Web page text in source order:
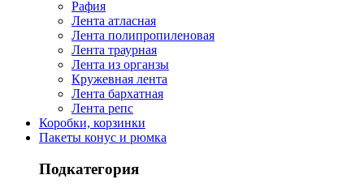
Рафия
Лента атласная
Лента полипропиленовая
Лента траурная
Лента из органзы
Кружевная лента
Лента бархатная
Лента репс
Коробки, корзинки
Пакеты конус и рюмка
Подкатегория